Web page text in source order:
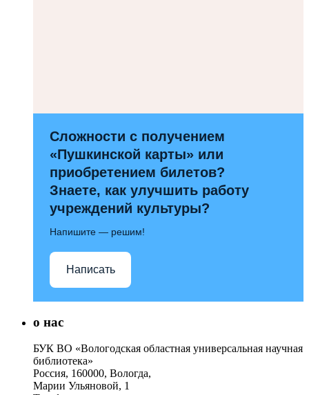
Сложности с получением
«Пушкинской карты» или
приобретением билетов?
Знаете, как улучшить работу
учреждений культуры?
Напишите — решим!
Написать
о нас
БУК ВО «Вологодская областная универсальная научная
библиотека»
Россия, 160000, Вологда,
Марии Ульяновой, 1